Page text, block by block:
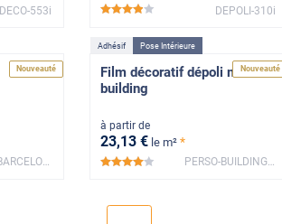
DECO-553i
*****
DEPOLI-310i
Nouveauté
PERSO-BARCELONE-NEG-FV
Nouveauté
Adhésif Pose Intérieure
Film décoratif dépoli motif
building
à partir de
23,13 € le m² *
*****
PERSO-BUILDING-FV